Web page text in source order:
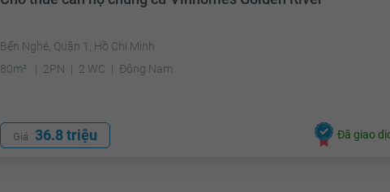
Bến Nghé, Quận 1, Hồ Chí Minh
80m²
2PN 2 WC Đông Nam
Giá 36.8 triệu Đã giao